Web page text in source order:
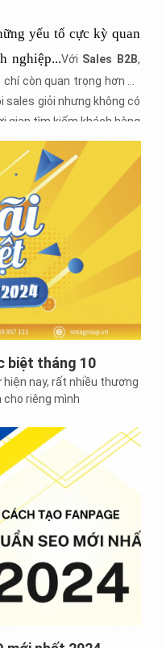
yếu tố cực kỳ quan
nghiệp...Với Sales B2B,
còn quan trọng hơn cả
sales giỏi nhưng không có
gian tìm kiếm khách hàng
biệt tháng 10
nay, rất nhiều thương
cho riêng mình